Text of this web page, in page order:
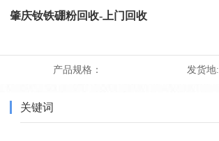
肇庆钕铁硼粉回收-上门回收
产品规格： 发货地:
关键词